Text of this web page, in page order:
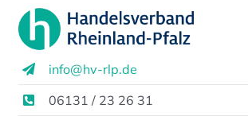
info@hv-rlp.de
06131 / 23 26 31